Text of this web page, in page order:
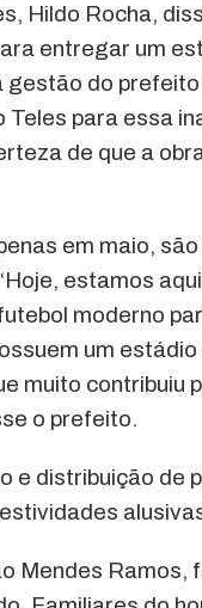
Hildo Rocha,
entregar um
do
para essa
de que a
em maio,
estamos
moderno
um
muito contribuiu
o prefeito.
e distribuição de
Mendes Ramos,